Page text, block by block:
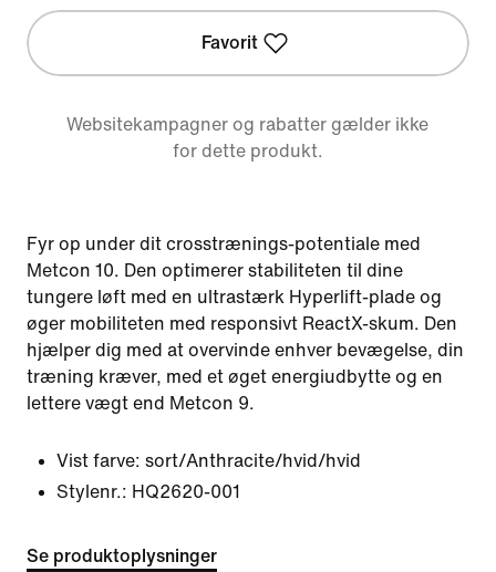
Favorit
Websitekampagner og rabatter gælder ikke
for dette produkt.
Fyr op under dit crosstrænings-potentiale med
Metcon 10. Den optimerer stabiliteten til dine
tungere løft med en ultrastærk Hyperlift-plade og
øger mobiliteten med responsivt ReactX-skum. Den
hjælper dig med at overvinde enhver bevægelse, din
træning kræver, med et øget energiudbytte og en
lettere vægt end Metcon 9.
Vist farve: sort/Anthracite/hvid/hvid
Stylenr.: HQ2620-001
Se produktoplysninger